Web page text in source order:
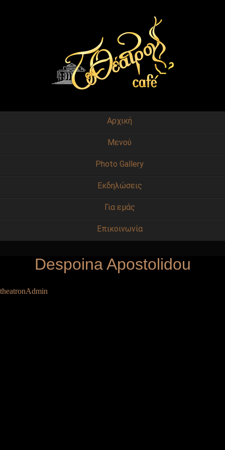
Αρχική
Μενού
Photo Gallery
Εκδηλώσεις
Για εμάς
Επικοινωνία
Despoina Apostolidou
theatronAdmin